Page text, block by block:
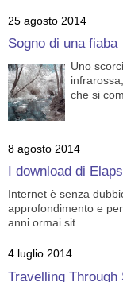
25 agosto 2014
Sogno di una fiaba
Uno
che si
8 agosto 2014
I download di
Internet è senza
approfondimento e
anni ormai sit...
4 luglio 2014
Travelling Through